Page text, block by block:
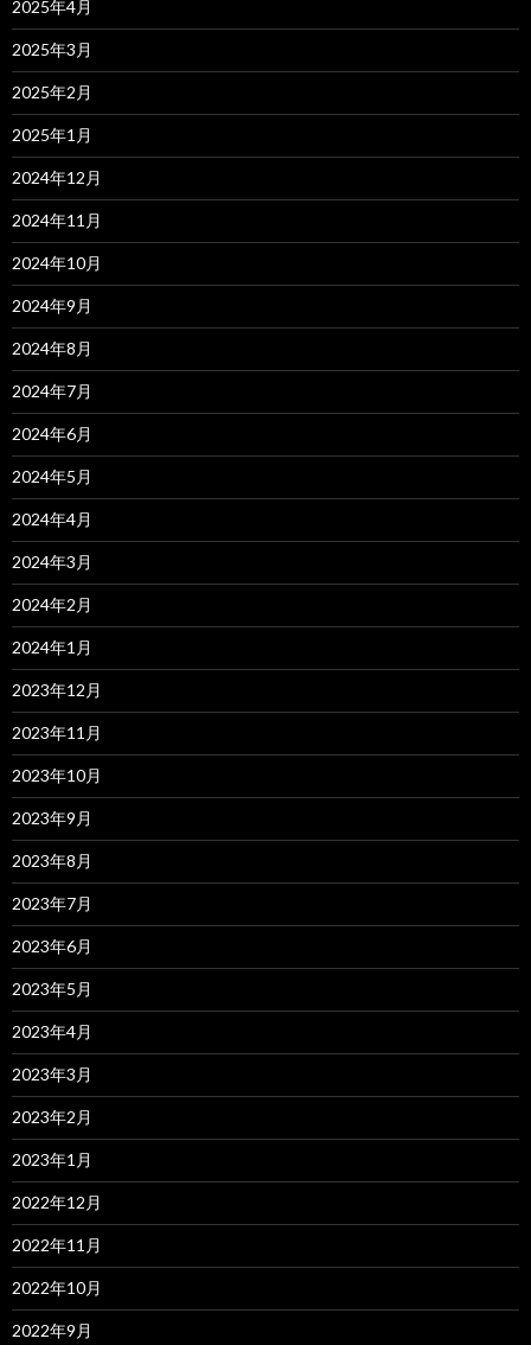
2025年4月
2025年3月
2025年2月
2025年1月
2024年12月
2024年11月
2024年10月
2024年9月
2024年8月
2024年7月
2024年6月
2024年5月
2024年4月
2024年3月
2024年2月
2024年1月
2023年12月
2023年11月
2023年10月
2023年9月
2023年8月
2023年7月
2023年6月
2023年5月
2023年4月
2023年3月
2023年2月
2023年1月
2022年12月
2022年11月
2022年10月
2022年9月